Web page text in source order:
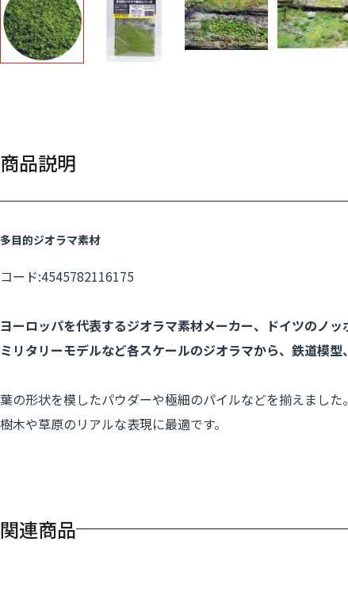
商品説明
多目的ジオラマ素材
コード:4545782116175
ヨーロッパを代表するジオラマ素材メーカー、ドイツのノ
ミリタリーモデルなど各スケールのジオラマから、鉄道模
葉の形状を模したパウダーや極細のパイルなどを揃えました。
樹木や草原のリアルな表現に最適です。
関連商品